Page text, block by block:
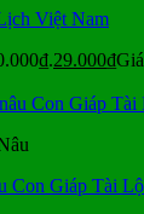
Việt Nam
29.000₫
Con Giáp Tài